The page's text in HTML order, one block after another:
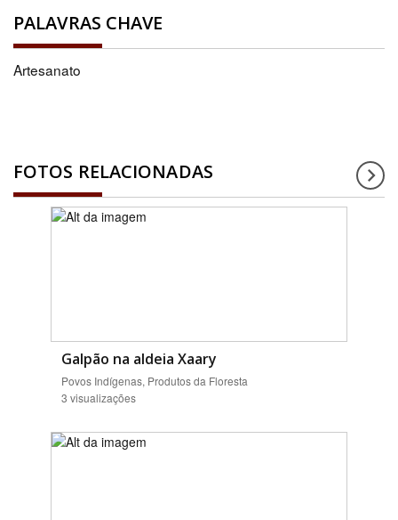
PALAVRAS CHAVE
Artesanato
FOTOS RELACIONADAS
Galpão na aldeia Xaary
Povos Indígenas, Produtos da Floresta
3 visualizações